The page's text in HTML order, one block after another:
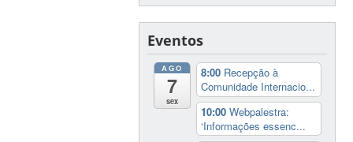
Eventos
AGO
7
sex
8:00 Recepção à
Comunidade Internacio...
10:00Webpalestra:
‘Informações essenc...